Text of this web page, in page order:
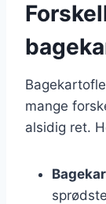
mange
alsidig ret.